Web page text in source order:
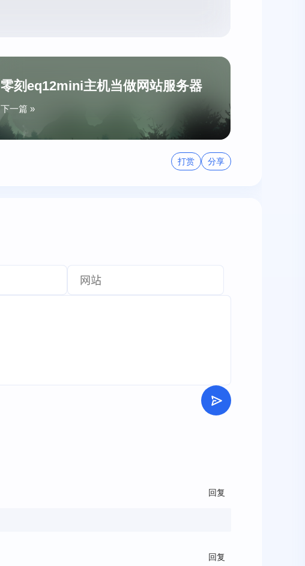
零刻eq12mini主机当做网站服务器
下一篇 »
打赏 分享
回复
回复